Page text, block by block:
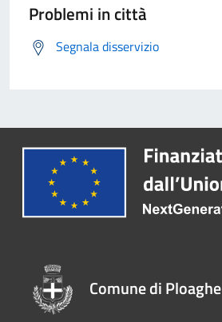
Problemi in città
Segnala disservizio
Comune di Ploaghe